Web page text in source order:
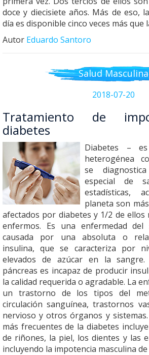
doce y diecisiete años. Más de eso,
día es disponible cinco veces más que
Autor Eduardo Santoro
Salud Masculina
2018-07-20
Tratamiento de
diabetes
Diabetes –
heterogénea
se
especial de
estadísticas,
planeta son
afectados por diabetes y 1/2 de ellos
enfermos. Es una enfermedad del
causada por una absoluta o
insulina, que se caracteriza por
elevados de azúcar en la
páncreas es incapaz de producir
la calidad requerida o agradable. La
un trastorno de los tipos del
circulación sanguínea, trastornos
nervioso y otros órganos y sistemas.
más frecuentes de la diabetes
de riñones, la piel, los dientes y las
incluyendo la impotencia masculina